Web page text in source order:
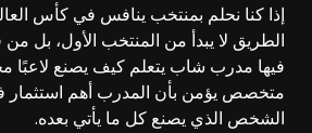
الطريق لا يبدأ من المنتخب الأول، بل
فيها مدرب شاب يتعلم كيف يصنع لاعبًا
متخصص يؤمن بأن المدرب أهم استثمار
الشخص الذي يصنع كل ما يأتي بعده.